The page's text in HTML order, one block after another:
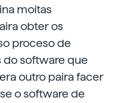
moitas
obter os
proceso de
do software que
outro paira facer
o software de